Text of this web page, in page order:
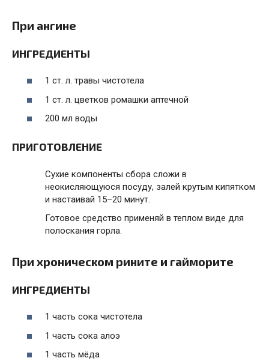
При ангине
ИНГРЕДИЕНТЫ
1 ст. л. травы чистотела
1 ст. л. цветков ромашки аптечной
200 мл воды
ПРИГОТОВЛЕНИЕ
Сухие компоненты сбора сложи в
неокисляющуюся посуду, залей крутым кипятком
и настаивай 15–20 минут.
Готовое средство применяй в теплом виде для
полоскания горла.
При хроническом рините и гайморите
ИНГРЕДИЕНТЫ
1 часть сока чистотела
1 часть сока алоэ
1 часть мёда